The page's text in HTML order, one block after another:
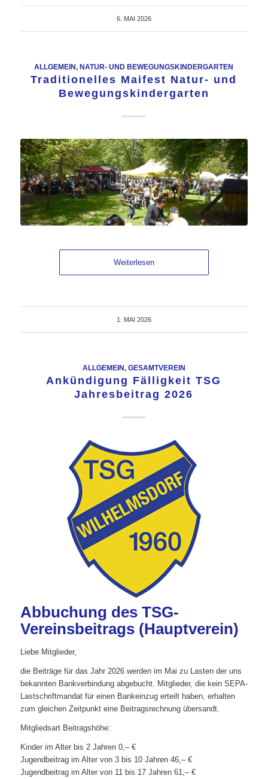
6. MAI 2026
ALLGEMEIN, NATUR- UND BEWEGUNGSKINDERGARTEN
Traditionelles Maifest Natur- und
Bewegungskindergarten
Weiterlesen
1. MAI 2026
ALLGEMEIN, GESAMTVEREIN
Ankündigung Fälligkeit TSG
Jahresbeitrag 2026
Abbuchung des TSG-
Vereinsbeitrags (Hauptverein)
Liebe Mitglieder,
die Beiträge für das Jahr 2026 werden im Mai zu Lasten der uns
bekannten Bankverbindung abgebucht. Mitglieder, die kein SEPA-
Lastschriftmandat für einen Bankeinzug erteilt haben, erhalten
zum gleichen Zeitpunkt eine Beitragsrechnung übersandt.
Mitgliedsart Beitragshöhe:
Kinder im Alter bis 2 Jahren 0,– €
Jugendbeitrag im Alter von 3 bis 10 Jahren 46,– €
Jugendbeitrag im Alter von 11 bis 17 Jahren 61,– €